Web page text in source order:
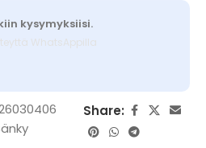
kysymyksiisi.
WhatsAppilla
Share: